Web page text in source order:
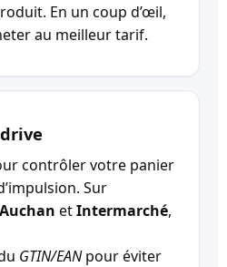
En un coup d’œil,
au meilleur tarif.
contrôler votre panier
Sur
Auchan etIntermarché,
GTIN/EANpour éviter